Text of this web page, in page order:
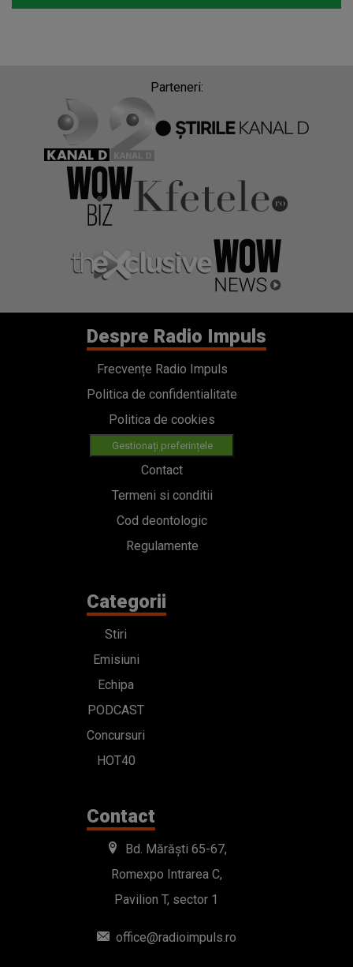
Parteneri:
Despre Radio Impuls
Frecvențe Radio Impuls
Politica de confidentialitate
Politica de cookies
Gestionați preferințele
Contact
Termeni si conditii
Cod deontologic
Regulamente
Categorii
Stiri
Emisiuni
Echipa
PODCAST
Concursuri
HOT40
Contact
Bd. Mărăști 65-67,
Romexpo Intrarea C,
Pavilion T, sector 1
office@radioimpuls.ro